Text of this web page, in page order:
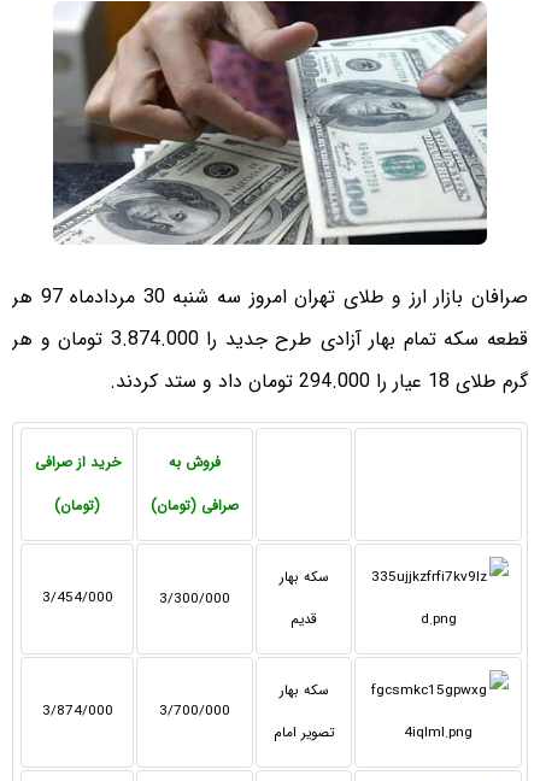
صرافان بازار ارز و طلای تهران امروز سه شنبه 30 مردادماه 97 هر
قطعه سکه تمام بهار آزادی طرح جدید را 3.874.000 تومان و هر
گرم طلای 18 عیار را 294.000 تومان داد و ستد کردند.
فروش به
صرافی (تومان)
خرید از صرافی
(تومان)
سکه بهار
قدیم
3/300/000
3/454/000
سکه بهار
تصویر امام
3/700/000
3/874/000